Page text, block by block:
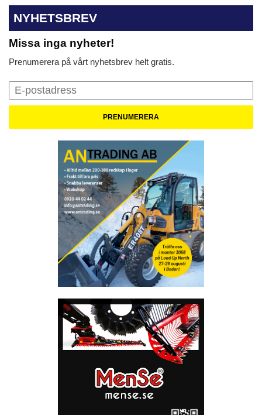
NYHETSBREV
Missa inga nyheter!
Prenumerera på vårt nyhetsbrev helt gratis.